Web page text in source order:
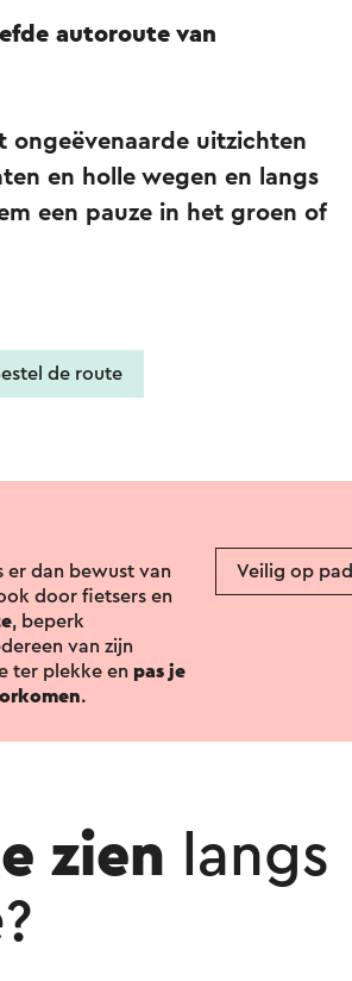
autoroute van
ongeëvenaarde uitzichten
en holle wegen en langs
een pauze in het groen of
de route
er dan bewust van
door fietsers en
, beperk
van zijn
ter plekke en pas je
.
Veilig op pad
zien
langs